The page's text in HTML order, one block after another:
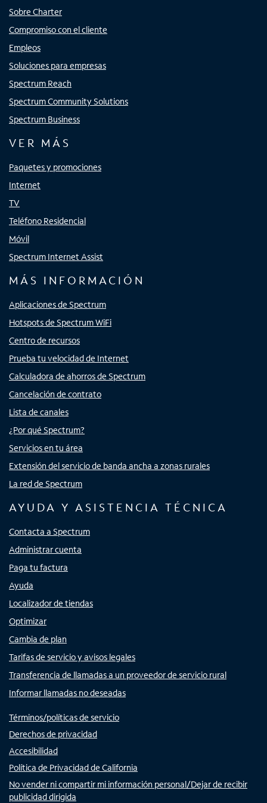
Sobre Charter
Compromiso con el cliente
Empleos
Soluciones para empresas
Spectrum Reach
Spectrum Community Solutions
Spectrum Business
VER MÁS
Paquetes y promociones
Internet
TV
Teléfono Residencial
Móvil
Spectrum Internet Assist
MÁS INFORMACIÓN
Aplicaciones de Spectrum
Hotspots de Spectrum WiFi
Centro de recursos
Prueba tu velocidad de Internet
Calculadora de ahorros de Spectrum
Cancelación de contrato
Lista de canales
¿Por qué Spectrum?
Servicios en tu área
Extensión del servicio de banda ancha a zonas rurales
La red de Spectrum
AYUDA Y ASISTENCIA TÉCNICA
Contacta a Spectrum
Administrar cuenta
Paga tu factura
Ayuda
Localizador de tiendas
Optimizar
Cambia de plan
Tarifas de servicio y avisos legales
Transferencia de llamadas a un proveedor de servicio rural
Informar llamadas no deseadas
Términos/políticas de servicio
Derechos de privacidad
Accesibilidad
Política de Privacidad de California
No vender ni compartir mi información personal/Dejar de recibir
publicidad dirigida